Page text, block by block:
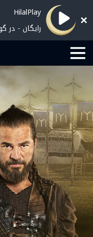
HilalPlay
رایگان - در